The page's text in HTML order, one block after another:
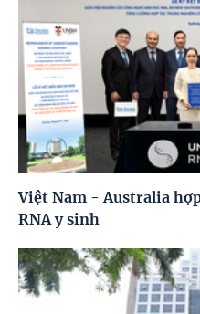
Việt Nam - Australia
RNA y sinh